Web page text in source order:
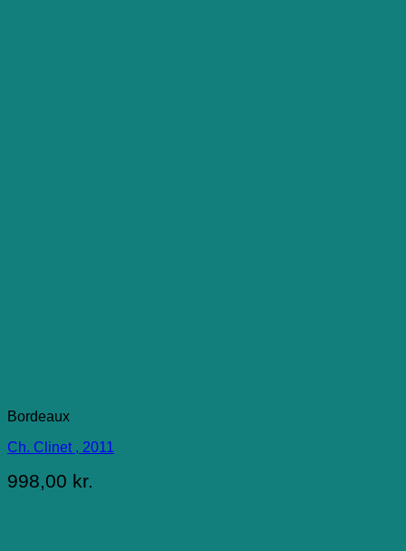
Bordeaux
Ch. Clinet , 2011
998,00 kr.